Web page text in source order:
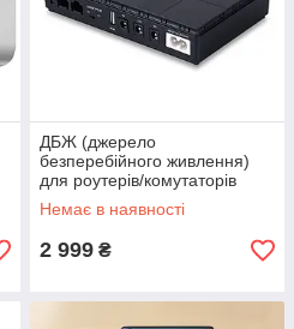
ДБЖ (джерело
безперебійного живлення)
для роутерів/комутаторів
DC1018P 10400 mAh 5в, 9в,
12в
Немає в наявності
2 999 ₴